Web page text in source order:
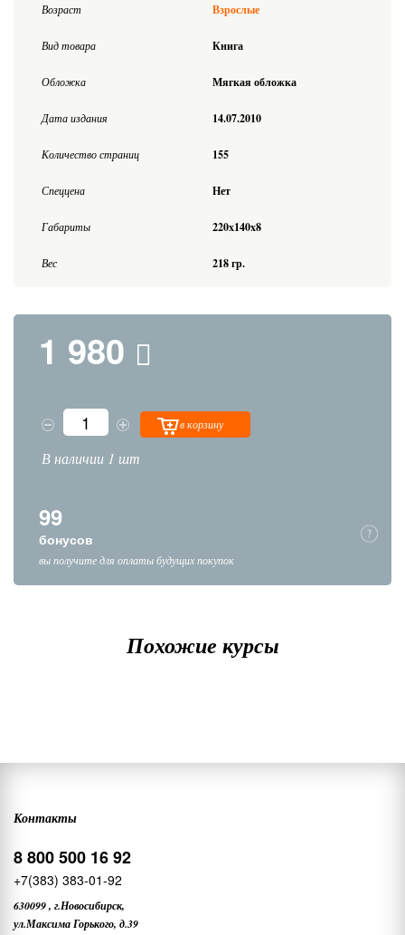
Возраст Взрослые
Вид товара Книга
Обложка Мягкая обложка
Дата издания 14.07.2010
Количество страниц 155
Спеццена Нет
Габариты 220x140x8
Вес 218 гр.
1 980
в корзину
В наличии 1 шт
99
бонусов
вы получите для оплаты будущих покупок
Похожие курсы
Контакты
8 800 500 16 92
+7(383) 383-01-92
630099, г.Новосибирск,
ул.Максима Горького, д.39